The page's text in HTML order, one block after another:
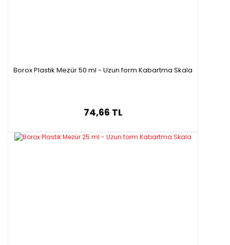
Borox Plastik Mezür 50 ml - Uzun form Kabartma Skala
74,66 TL